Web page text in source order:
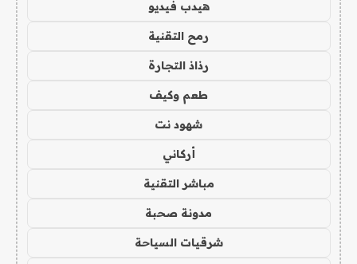
هيدب فيديو
رمح التقنية
رذاذ التجارة
طعم وكيف
شهود نت
أركاني
مباشر التقنية
مدونة صحبة
شرقيات السياحة